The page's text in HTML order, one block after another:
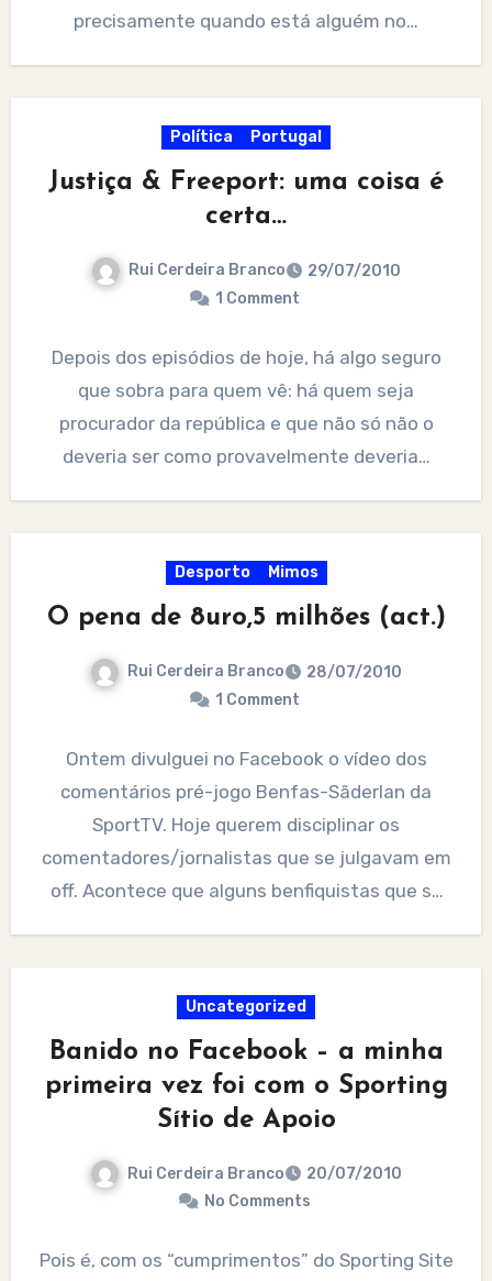
precisamente quando está alguém no…
Política Portugal
Justiça & Freeport: uma coisa é
certa…
Rui Cerdeira Branco
29/07/2010
1 Comment
Depois dos episódios de hoje, há algo seguro
que sobra para quem vê: há quem seja
procurador da república e que não só não o
deveria ser como provavelmente deveria…
Desporto Mimos
O pena de 8uro,5 milhões (act.)
Rui Cerdeira Branco
28/07/2010
1 Comment
Ontem divulguei no Facebook o vídeo dos
comentários pré-jogo Benfas-Sãderlan da
SportTV. Hoje querem disciplinar os
comentadores/jornalistas que se julgavam em
off. Acontece que alguns benfiquistas que se
Uncategorized
Banido no Facebook – a minha
primeira vez foi com o Sporting
Sítio de Apoio
Rui Cerdeira Branco
20/07/2010
No Comments
Pois é, com os “cumprimentos” do Sporting Site